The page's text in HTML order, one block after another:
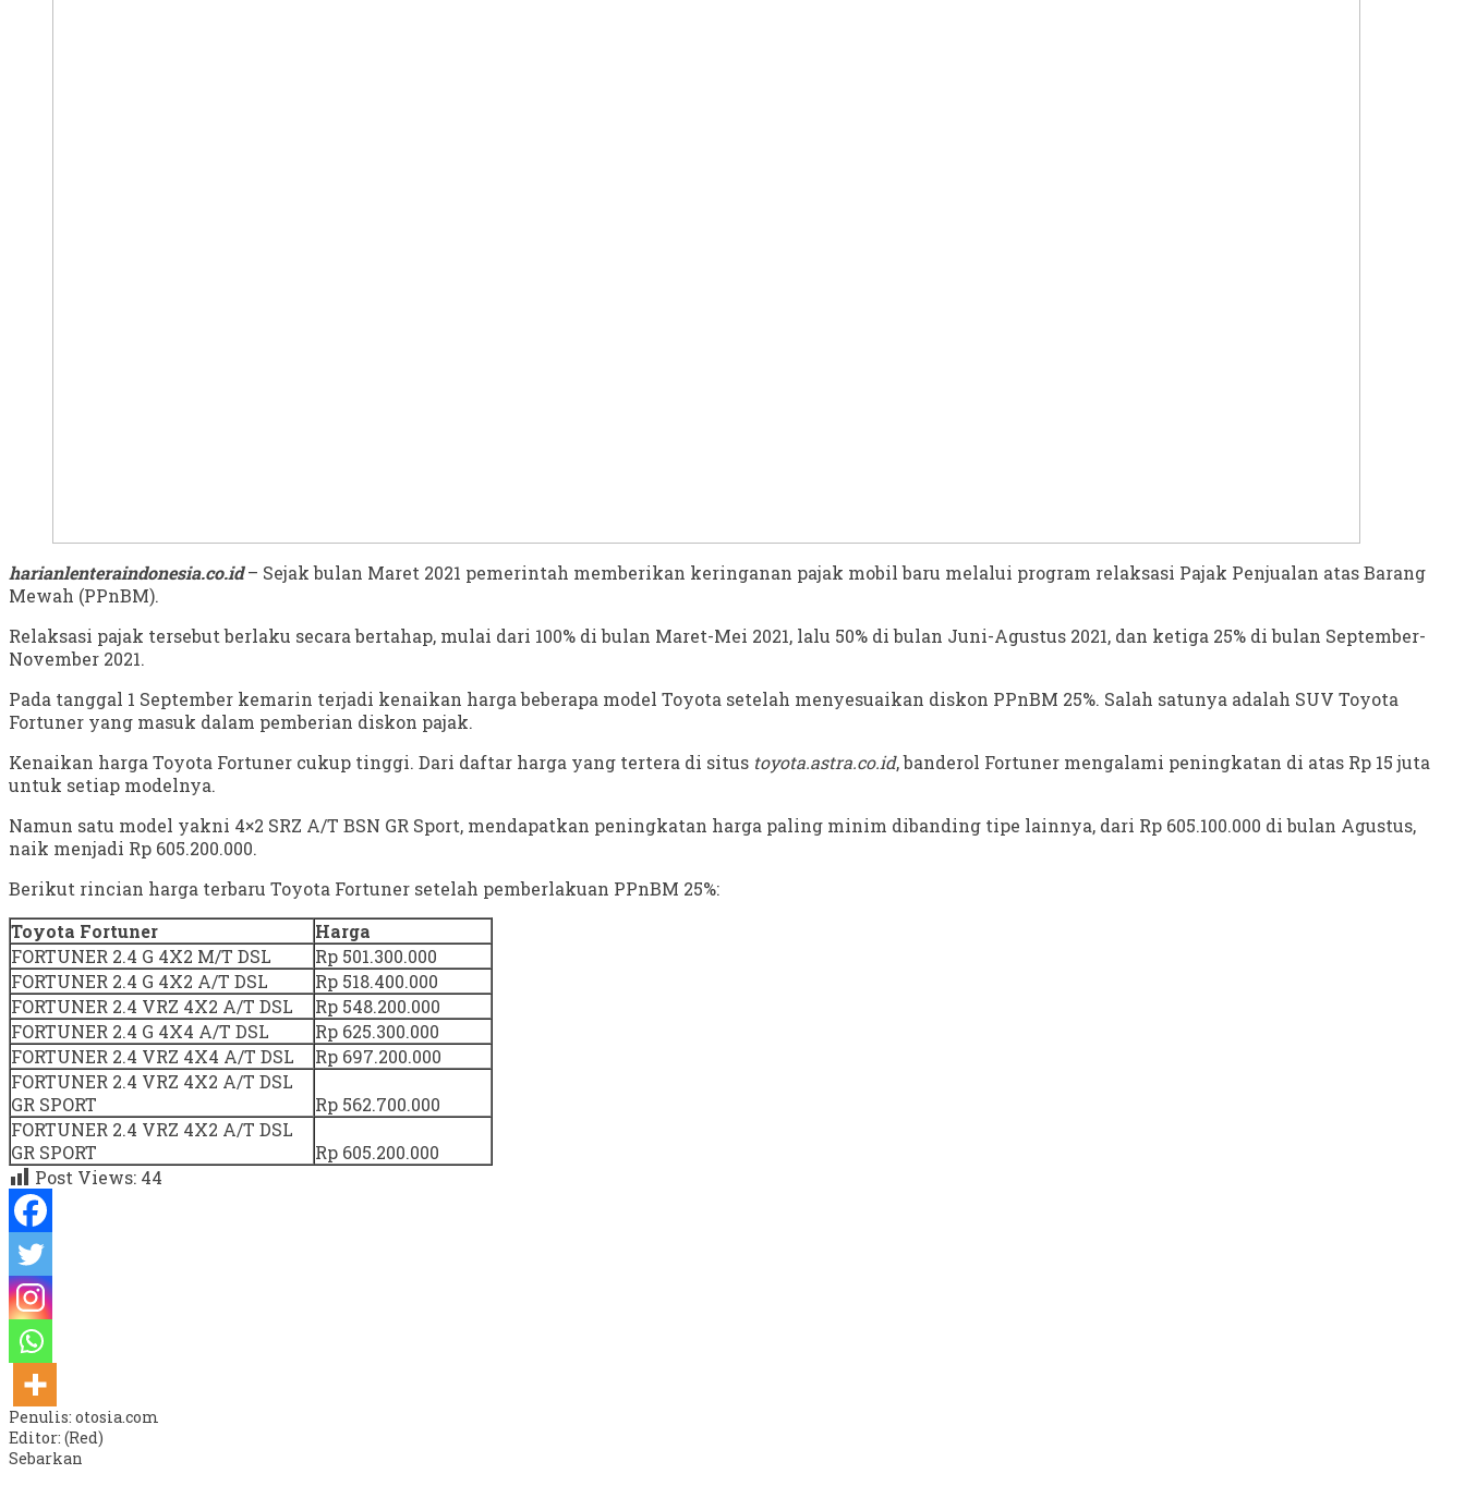
harianlenteraindonesia.co.id– Sejak bulan Maret 2021 pemerintah memberikan keringanan pajak mobil baru melalui program relaksasi Pajak Penjualan atas Barang
Mewah (PPnBM).
Relaksasi pajak tersebut berlaku secara bertahap, mulai dari 100% di bulan Maret-Mei 2021, lalu 50% di bulan Juni-Agustus 2021, dan ketiga 25% di bulan September-
November 2021.
Pada tanggal 1 September kemarin terjadi kenaikan harga beberapa model Toyota setelah menyesuaikan diskon PPnBM 25%. Salah satunya adalah SUV Toyota
Fortuner yang masuk dalam pemberian diskon pajak.
Kenaikan harga Toyota Fortuner cukup tinggi. Dari daftar harga yang tertera di situs toyota.astra.co.id, banderol Fortuner mengalami peningkatan di atas Rp 15 juta
untuk setiap modelnya.
Namun satu model yakni 4×2 SRZ A/T BSN GR Sport, mendapatkan peningkatan harga paling minim dibanding tipe lainnya, dari Rp 605.100.000 di bulan Agustus,
naik menjadi Rp 605.200.000.
Berikut rincian harga terbaru Toyota Fortuner setelah pemberlakuan PPnBM 25%:
Toyota Fortuner
Harga
FORTUNER 2.4 G 4X2 M/T DSL
Rp 501.300.000
FORTUNER 2.4 G 4X2 A/T DSL
Rp 518.400.000
FORTUNER 2.4 VRZ 4X2 A/T DSL
Rp 548.200.000
FORTUNER 2.4 G 4X4 A/T DSL
Rp 625.300.000
FORTUNER 2.4 VRZ 4X4 A/T DSL
Rp 697.200.000
FORTUNER 2.4 VRZ 4X2 A/T DSL
GR SPORT
Rp 562.700.000
FORTUNER 2.4 VRZ 4X2 A/T DSL
GR SPORT
Rp 605.200.000
Post Views: 44
Penulis: otosia.com
Editor: (Red)
Sebarkan